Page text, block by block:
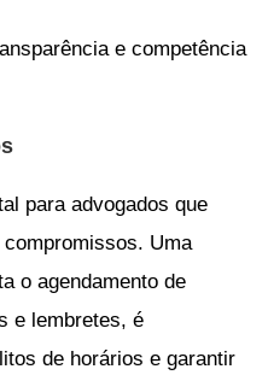
e competência
para advogados que
Uma
o agendamento de
e lembretes, é
de horários e garantir